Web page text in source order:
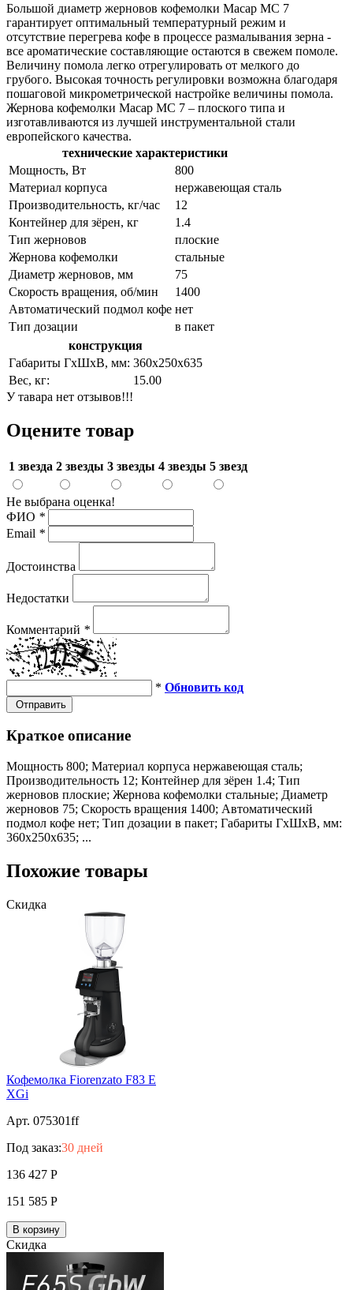
Большой диаметр жерновов кофемолки Macap MС 7
гарантирует оптимальный температурный режим и
отсутствие перегрева кофе в процессе размалывания зерна -
все ароматические составляющие остаются в свежем помоле.
Величину помола легко отрегулировать от мелкого до
грубого. Высокая точность регулировки возможна благодаря
пошаговой микрометрической настройке величины помола.
Жернова кофемолки Macap MС 7 – плоского типа и
изготавливаются из лучшей инструментальной стали
европейского качества.
технические характеристики
Мощность, Вт
800
Материал корпуса
нержавеющая сталь
Производительность, кг/час
12
Контейнер для зёрен, кг
1.4
Тип жерновов
плоские
Жернова кофемолки
стальные
Диаметр жерновов, мм
75
Скорость вращения, об/мин
1400
Автоматический подмол кофе нет
Тип дозации
в пакет
конструкция
Габариты ГхШхВ, мм: 360х250х635
Вес, кг:
15.00
У тавара нет отзывов!!!
Оцените товар
1 звезда 2 звезды 3 звезды 4 звезды 5 звезд
Не выбрана оценка!
ФИО *
Email *
Достоинства
Недостатки
Комментарий *
* Обновить код
Отправить
Краткое описание
Мощность 800; Материал корпуса нержавеющая сталь;
Производительность 12; Контейнер для зёрен 1.4; Тип
жерновов плоские; Жернова кофемолки стальные; Диаметр
жерновов 75; Скорость вращения 1400; Автоматический
подмол кофе нет; Тип дозации в пакет; Габариты ГхШхВ, мм:
360х250х635; ...
Похожие товары
Скидка
Кофемолка Fiorenzato F83 E
XGi
Арт. 075301ff
Под заказ:30 дней
136 427 Р
151 585 Р
В корзину
Скидка